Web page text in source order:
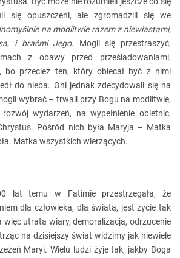
się opuszczeni, ale zgromadzili się we
na modlitwie razem z niewiastami,
i braćmi Jego. Mogli się przestraszyć,
z obawy przed prześladowaniami,
bo przecież ten, który obiecał być z nimi
do nieba. Oni jednak zdecydowali się na
wybrać – trwali przy Bogu na modlitwie,
wydarzeń, na wypełnienie obietnic,
Pośród nich była Maryja – Matka
Matka wszystkich wierzących.
lat temu w Fatimie przestrzegała, że
dla człowieka, dla świata, jest życie tak
więc utrata wiary, demoralizacja, odrzucenie
na dzisiejszy świat widzimy jak niewiele
Maryi. Wielu ludzi żyje tak, jakby Boga